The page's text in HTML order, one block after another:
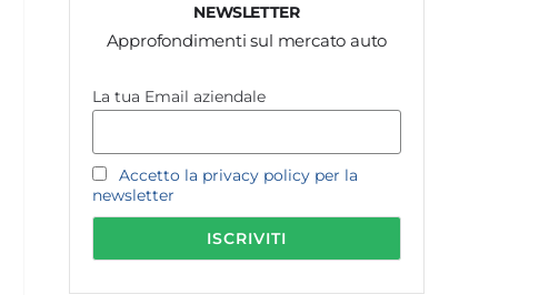
NEWSLETTER
Approfondimenti sul mercato auto
La tua Email aziendale
Accetto la privacy policy per la
newsletter